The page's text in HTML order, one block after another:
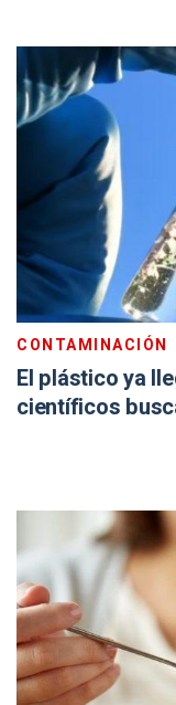
CONTAMINACIÓN
El plástico ya
científicos